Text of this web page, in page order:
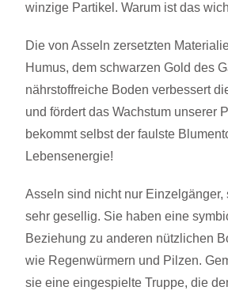
winzige Partikel. Warum ist das
Die von Asseln zersetzten
Humus, dem schwarzen Gold des
nährstoffreiche Boden verbessert
und fördert das Wachstum unserer
bekommt selbst der faulste
Lebensenergie!
Asseln sind nicht nur Einzelgänger,
sehr gesellig. Sie haben eine
Beziehung zu anderen nützlichen
wie Regenwürmern und Pilzen.
sie eine eingespielte Truppe, die